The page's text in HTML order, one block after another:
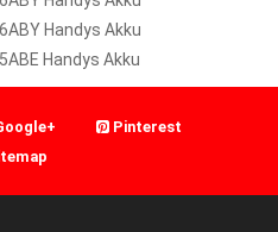
Handys Akku
Handys Akku
Pinterest